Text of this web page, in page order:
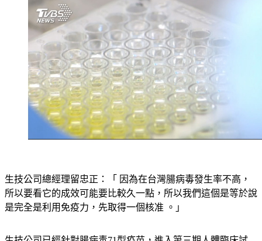
生技公司總經理留忠正：「 因為在台灣腸病毒發生率不高，
所以要看它的成效可能要比較久一點，所以我們這個是等於說
是完全是利用免疫力，先取得一個核准 。」